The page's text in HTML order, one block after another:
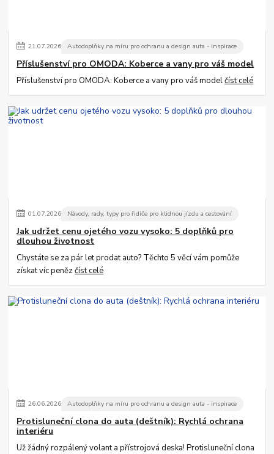
21.07.2026 Autodoplňky na míru pro ochranu a design auta - inspirace
Příslušenství pro OMODA: Koberce a vany pro váš model
Příslušenství pro OMODA: Koberce a vany pro váš modelčíst celé
01.07.2026 Návody, rady, typy pro řidiče pro klidnou jízdu a cestování
Jak udržet cenu ojetého vozu vysoko: 5 doplňků pro
dlouhou životnost
Chystáte se za pár let prodat auto? Těchto 5 věcí vám pomůže
získat víc penězčíst celé
26.06.2026 Autodoplňky na míru pro ochranu a design auta - inspirace
Protisluneční clona do auta (deštník): Rychlá ochrana
interiéru
Už žádný rozpálený volant a přístrojová deska! Protisluneční clona